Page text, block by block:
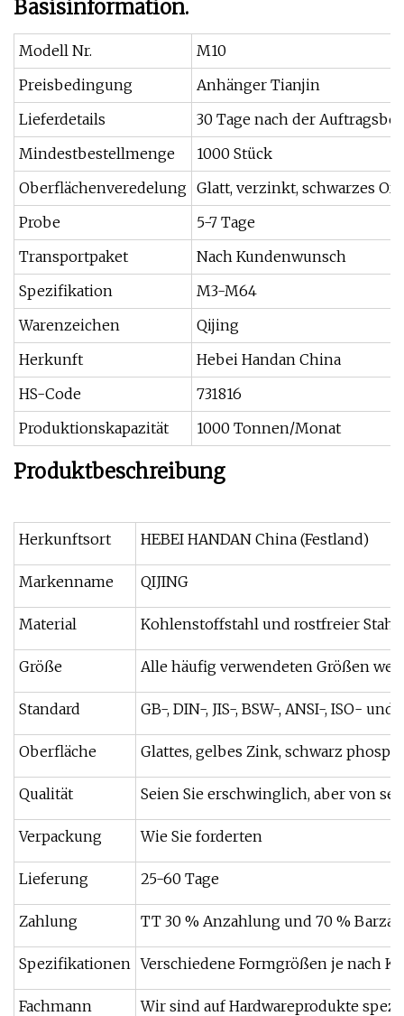
Basisinformation.
Modell Nr.
M10
Preisbedingung
Anhänger Tianjin
Lieferdetails
30 Tage nach der
Mindestbestellmenge
1000 Stück
Oberflächenveredelung Glatt, verzinkt, schwarzes
Probe
5-7 Tage
Transportpaket
Nach Kundenwunsch
Spezifikation
M3-M64
Warenzeichen
Qijing
Herkunft
Hebei Handan China
HS-Code
731816
Produktionskapazität
1000 Tonnen/Monat
Produktbeschreibung
Herkunftsort HEBEI HANDAN China (Festland)
Markenname QIJING
Material Kohlenstoffstahl und rostfreier Stahl
Größe Alle häufig verwendeten Größen
Standard GB-, DIN-, JIS-, BSW-, ANSI-, ISO-
Oberfläche Glattes, gelbes Zink, schwarz
Qualität Seien Sie erschwinglich, aber von
Verpackung Wie Sie forderten
Lieferung 25-60 Tage
Zahlung TT 30 % Anzahlung und 70 %
Spezifikationen Verschiedene Formgrößen je nach
Fachmann Wir sind auf Hardwareprodukte